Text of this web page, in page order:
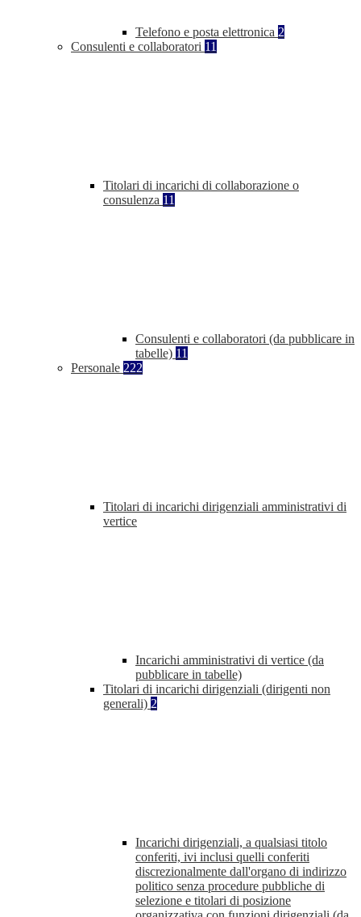
Telefono e posta elettronica 2
Consulenti e collaboratori 11
Titolari di incarichi di collaborazione o
consulenza 11
Consulenti e collaboratori (da pubblicare in
tabelle) 11
Personale 222
Titolari di incarichi dirigenziali amministrativi di
vertice
Incarichi amministrativi di vertice (da
pubblicare in tabelle)
Titolari di incarichi dirigenziali (dirigenti non
generali) 2
Incarichi dirigenziali, a qualsiasi titolo
conferiti, ivi inclusi quelli conferiti
discrezionalmente dall'organo di indirizzo
politico senza procedure pubbliche di
selezione e titolari di posizione